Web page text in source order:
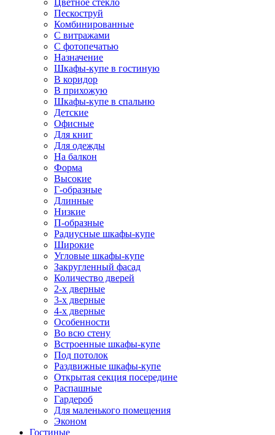
Цветное стекло
Пескоструй
Комбинированные
С витражами
С фотопечатью
Назначение
Шкафы-купе в гостиную
В коридор
В прихожую
Шкафы-купе в спальню
Детские
Офисные
Для книг
Для одежды
На балкон
Форма
Высокие
Г-образные
Длинные
Низкие
П-образные
Радиусные шкафы-купе
Широкие
Угловые шкафы-купе
Закругленный фасад
Количество дверей
2-х дверные
3-х дверные
4-х дверные
Особенности
Во всю стену
Встроенные шкафы-купе
Под потолок
Раздвижные шкафы-купе
Открытая секция посередине
Распашные
Гардероб
Для маленького помещения
Эконом
Гостиные